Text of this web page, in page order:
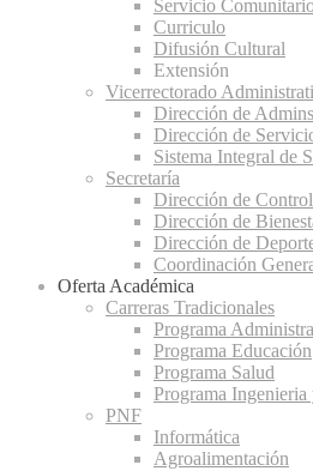
Servicio
Curriculo
Difusión Cultural
Extensión
Vicerrectorado
Dirección de
Dirección de
Sistema Integral de
Secretaría
Dirección de
Dirección de
Dirección de
Coordinación
Oferta Académica
Carreras Tradicionales
Programa
Programa Educación
Programa Salud
Programa
PNF
Informática
Agroalimentación